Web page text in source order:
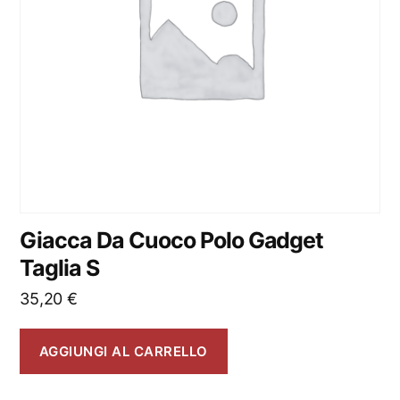
Giacca Da Cuoco Polo Gadget
Taglia S
35,20 €
AGGIUNGI AL CARRELLO